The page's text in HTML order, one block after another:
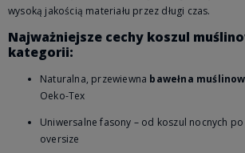
wysoką jakością materiału przez długi czas.
Najważniejsze cechy koszul
kategorii:
Naturalna, przewiewna bawełna
Oeko-Tex
Uniwersalne fasony – od koszul nocnych
oversize